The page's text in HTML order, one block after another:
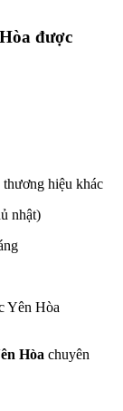
được
thương hiệu khác
nhật)
Yên Hòa
Hòa chuyên